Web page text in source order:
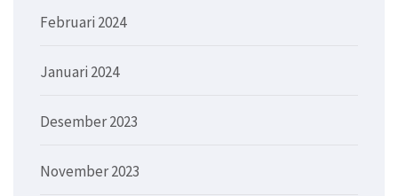
Februari 2024
Januari 2024
Desember 2023
November 2023